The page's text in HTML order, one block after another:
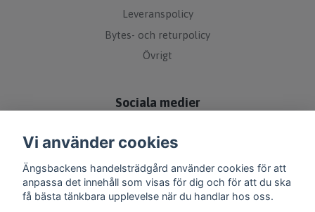
Leveranspolicy
Bytes- och returpolicy
Övrigt
Sociala medier
Vi använder cookies
Ängsbackens handelsträdgård använder cookies för att
anpassa det innehåll som visas för dig och för att du ska
få bästa tänkbara upplevelse när du handlar hos oss.